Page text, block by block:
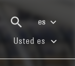
es
(current)
Usted es